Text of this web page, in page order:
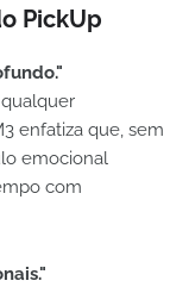
PickUp
enfatiza que, sem
emocional
com